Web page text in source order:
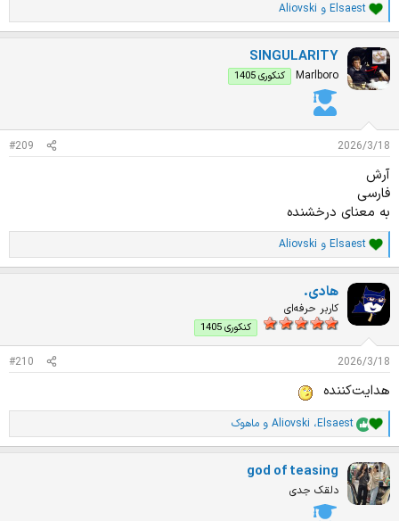
ا
م
ت
ی
ا
ز
:
Elsaest و Aliovski
SINGULARITY
Marlboro کنکوری 1405
2026/3/18
#209
آرش
فارسی
به معنای درخشنده
ا
م
ت
ی
ا
ز
ت
Elsaest و Aliovski
هادی.
کاربر حرفه‌ای
کنکوری 1405
2026/3/18
#210
هدایت‌کننده
ا
م
ت
ی
ا
ز
Elsaest، Aliovski و ماهوک
god of teasing
دلقک جدی